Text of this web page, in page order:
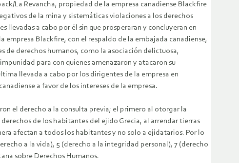
La Revancha, propiedad de la empresa canadiense Blackfire
de la mina y sistemáticas violaciones a los derechos
llevadas a cabo por él sin que prosperaran y concluyeran en
empresa Blackfire, con el respaldo de la embajada canadiense,
de derechos humanos, como la asociación delictuosa,
para con quienes amenazaron y atacaron su
llevada a cabo por los dirigentes de la empresa en
a favor de los intereses de la empresa.
el derecho a la consulta previa; el primero al otorgar la
de los habitantes del ejido Grecia, al arrendar tierras
afectan a todos los habitantes y no solo a ejidatarios. Por lo
a la vida), 5 (derecho a la integridad personal), 7 (derecho
sobre Derechos Humanos.